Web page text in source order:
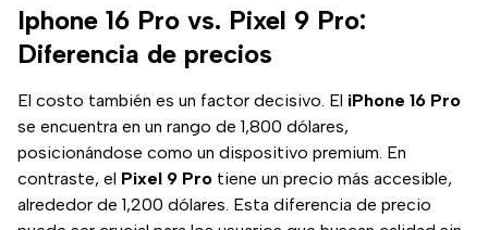
Iphone 16 Pro vs. Pixel 9 Pro:
Diferencia de precios
El costo también es un factor decisivo. El iPhone 16 Pro
se encuentra en un rango de 1,800 dólares,
posicionándose como un dispositivo premium. En
contraste, el Pixel 9 Pro tiene un precio más accesible,
alrededor de 1,200 dólares. Esta diferencia de precio